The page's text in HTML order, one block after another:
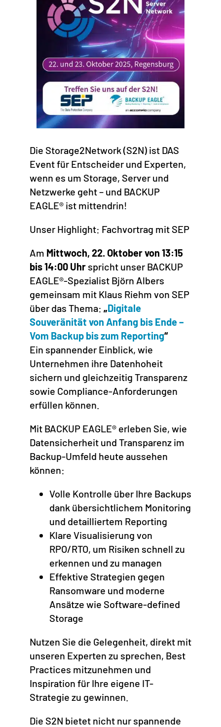
Die Storage2Network (S2N) ist DAS
Event für Entscheider und Experten,
wenn es um Storage, Server und
Netzwerke geht – und BACKUP
EAGLE® ist mittendrin!
Unser Highlight: Fachvortrag mit SEP
Am Mittwoch, 22. Oktober von 13:15
bis 14:00 Uhrspricht unser BACKUP
EAGLE®-Spezialist Björn Albers
gemeinsam mit Klaus Riehm von SEP
über das Thema: „Digitale
Souveränität von Anfang bis Ende –
Vom Backup bis zum Reporting“
Ein spannender Einblick, wie
Unternehmen ihre Datenhoheit
sichern und gleichzeitig Transparenz
sowie Compliance-Anforderungen
erfüllen können.
Mit BACKUP EAGLE® erleben Sie, wie
Datensicherheit und Transparenz im
Backup-Umfeld heute aussehen
können:
Volle Kontrolle über Ihre Backups
dank übersichtlichem Monitoring
und detailliertem Reporting
Klare Visualisierung von
RPO/RTO, um Risiken schnell zu
erkennen und zu managen
Effektive Strategien gegen
Ransomware und moderne
Ansätze wie Software-defined
Storage
Nutzen Sie die Gelegenheit, direkt mit
unseren Experten zu sprechen, Best
Practices mitzunehmen und
Inspiration für Ihre eigene IT-
Strategie zu gewinnen.
Die S2N bietet nicht nur spannende